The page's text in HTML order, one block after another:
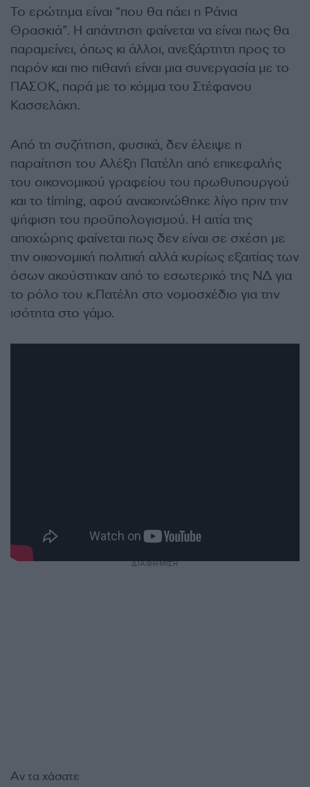
Το ερώτημα είναι “που θα πάει η Ράνια
Θρασκιά”. Η απάντηση φαίνεται να είναι πως θα
παραμείνει, όπως κι άλλοι, ανεξάρτητη προς το
παρόν και πιο πιθανή είναι μια συνεργασία με το
ΠΑΣΟΚ, παρά με το κόμμα του Στέφανου
Κασσελάκη.
Από τη συζήτηση, φυσικά, δεν έλειψε η
παραίτηση του Αλέξη Πατέλη από επικεφαλής
του οικονομικού γραφείου του πρωθυπουργού
και το timing, αφού ανακοινώθηκε λίγο πριν την
ψήφιση του προϋπολογισμού. Η αιτία της
αποχώρης φαίνεται πως δεν είναι σε σχέση με
την οικονομική πολιτική αλλά κυρίως εξαιτίας των
όσων ακούστηκαν από το εσωτερικό της ΝΔ για
το ρόλο του κ.Πατέλη στο νομοσχέδιο για την
ισότητα στο γάμο.
ΔΙΑΦΗΜΙΣΗ
Αν τα χάσατε